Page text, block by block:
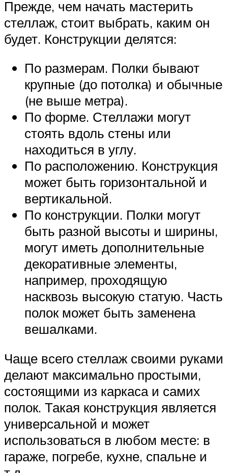
Прежде, чем начать мастерить
стеллаж, стоит выбрать, каким он
будет. Конструкции делятся:
По размерам. Полки бывают
крупные (до потолка) и обычные
(не выше метра).
По форме. Стеллажи могут
стоять вдоль стены или
находиться в углу.
По расположению. Конструкция
может быть горизонтальной и
вертикальной.
По конструкции. Полки могут
быть разной высоты и ширины,
могут иметь дополнительные
декоративные элементы,
например, проходящую
насквозь высокую статую. Часть
полок может быть заменена
вешалками.
Чаще всего стеллаж своими руками
делают максимально простыми,
состоящими из каркаса и самих
полок. Такая конструкция является
универсальной и может
использоваться в любом месте: в
гараже, погребе, кухне, спальне и